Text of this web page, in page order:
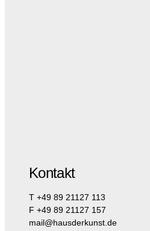
Kontakt
T +49 89 21127 113
F +49 89 21127 157
mail@hausderkunst.de